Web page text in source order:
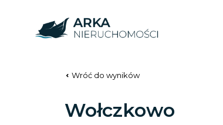
Wróć do wyników
Wołczkowo